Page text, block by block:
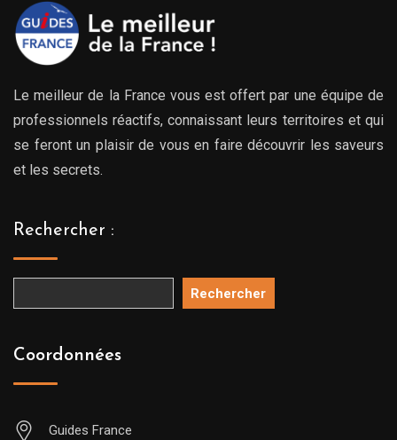
Le meilleur de la France vous est offert par une équipe de
professionnels réactifs, connaissant leurs territoires et qui
se feront un plaisir de vous en faire découvrir les saveurs
et les secrets.
Rechercher :
Rechercher
Coordonnées
Guides France